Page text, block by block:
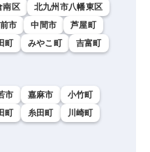
南区
北九州市八幡東区
市 中間市
芦屋町
町 みやこ町
吉富町
市 嘉麻市
小竹町
町 糸田町
川崎町